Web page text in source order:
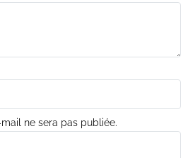
ne sera pas publiée.